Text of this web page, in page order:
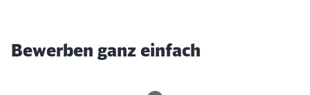
Bewerben ganz einfach